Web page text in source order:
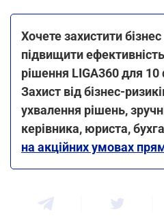
Хочете захистити бізнес
підвищити
рішення LIGA360 для 10
Захист від бізнес-
ухвалення рішень,
керівника, юриста,
на акційних умовах